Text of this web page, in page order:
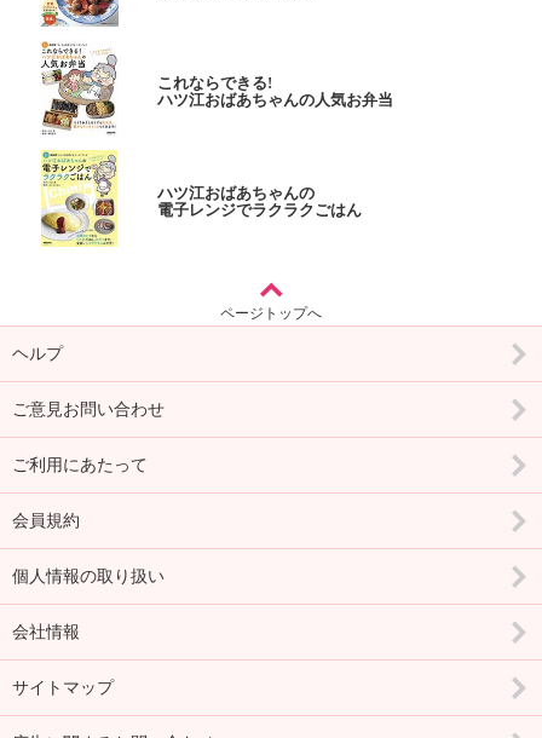
これならできる!
ハツ江おばあちゃんの人気お弁当
ハツ江おばあちゃんの
電子レンジでラクラクごはん
ページトップへ
ヘルプ
ご意見お問い合わせ
ご利用にあたって
会員規約
個人情報の取り扱い
会社情報
サイトマップ